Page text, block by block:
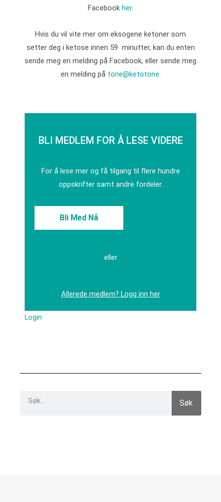
Facebook her.
Hvis du vil vite mer om eksogene ketoner som
setter deg i ketose innen 59 minutter, kan du enten
sende meg en melding på Facebook, eller sende meg
en melding på tone@ketotone.
BLI MEDLEM FOR Å LESE VIDERE
For å lese mer og få tilgang til flere hundre
oppskrifter samt andre fordeler.
Bli Med Nå
eller
Allerede medlem? Logg inn her
Login
Søk